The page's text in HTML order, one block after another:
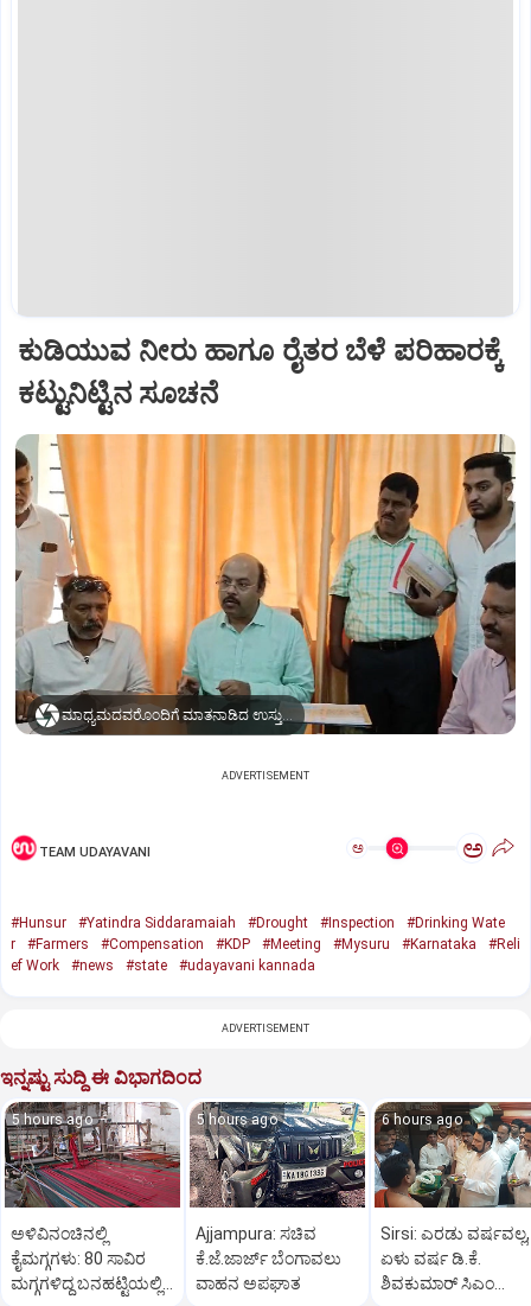
ಕುಡಿಯುವ ನೀರು ಹಾಗೂ ರೈತರ ಬೆಳೆ ಪರಿಹಾರಕ್ಕೆ
ಕಟ್ಟುನಿಟ್ಟಿನ ಸೂಚನೆ
ಮಾಧ್ಯಮದವರೊಂದಿಗೆ ಮಾತನಾಡಿದ ಉಸ್ತುವಾರಿ ಸಚಿವ ಡಾ. ಯತೀಂದ್ರ ಸಿದ್ದರಾಮಯ್ಯ
ADVERTISEMENT
TEAM UDAYAVANI ಅ ಅ
#Hunsur #Yatindra Siddaramaiah #Drought #Inspection
#Drinking Wate
r
#Farmers #Compensation #KDP #Meeting #Mysuru #Karnataka
#Reli
ef Work
#news #state #udayavani kannada
ADVERTISEMENT
ಇನ್ನಷ್ಟು ಸುದ್ದಿ ಈ ವಿಭಾಗದಿಂದ
5 hours ago
ಅಳಿವಿನಂಚಿನಲ್ಲಿ
ಕೈಮಗ್ಗಗಳು: 80 ಸಾವಿರ
ಮಗ್ಗಗಳಿದ್ದ ಬನಹಟ್ಟಿಯಲ್ಲಿ
5 hours ago
Ajjampura: ಸಚಿವ
ಕೆ.ಜೆ.ಜಾರ್ಜ್ ಬೆಂಗಾವಲು
ವಾಹನ ಅಪಘಾತ
6 hours ago
Sirsi: ಎರಡು ವರ್ಷವಲ್ಲ,
ಏಳು ವರ್ಷ ಡಿ.ಕೆ.
ಶಿವಕುಮಾರ್ ಸಿಎಂ